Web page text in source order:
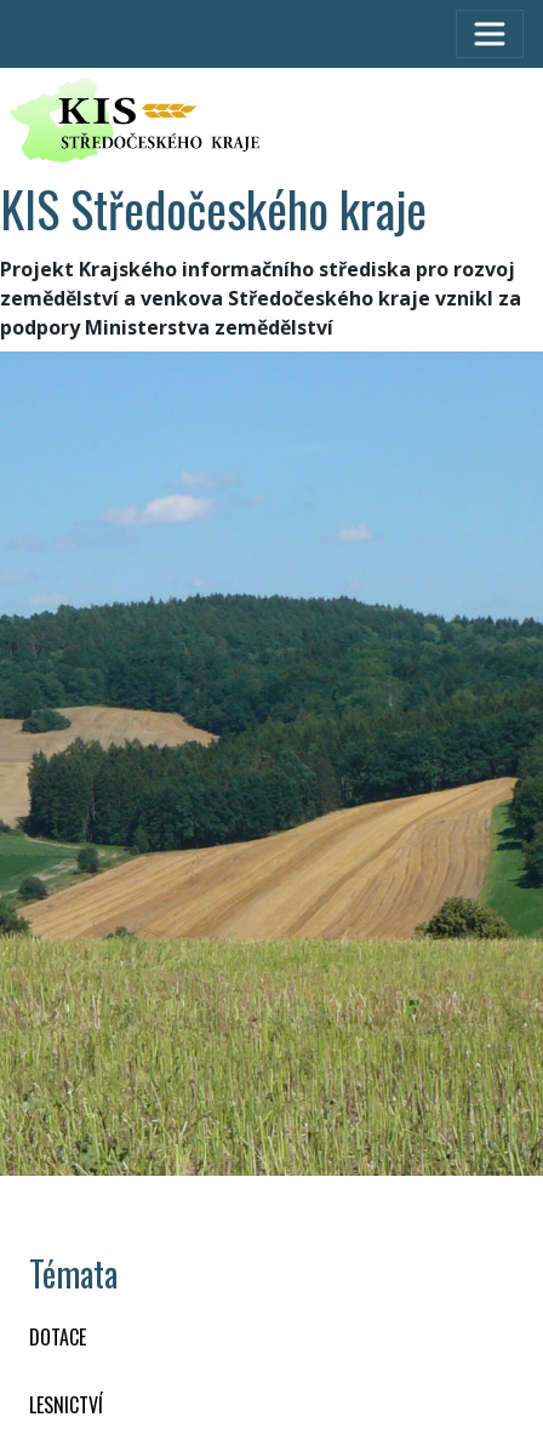
KIS Středočeského kraje
Projekt Krajského informačního střediska pro rozvoj
zemědělství a venkova Středočeského kraje vznikl za
podpory Ministerstva zemědělství
Témata
DOTACE
LESNICTVÍ